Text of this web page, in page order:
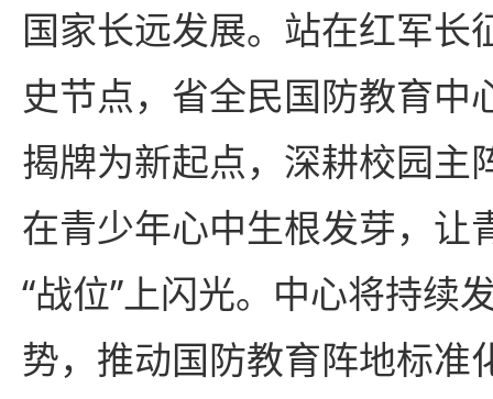
国家长远发展。站在红军长
史节点，省全民国防教育中
揭牌为新起点，深耕校园主
在青少年心中生根发芽，让
“战位”上闪光。中心将持续
势，推动国防教育阵地标准